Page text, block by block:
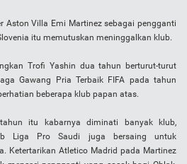
Aston Villa Emi Martinez sebagai pengganti
itu memutuskan meninggalkan klub.
Trofi Yashin dua tahun berturut-turut
Gawang Pria Terbaik FIFA pada tahun
beberapa klub papan atas.
itu kabarnya diminati banyak klub,
Liga Pro Saudi juga bersaing untuk
Ketertarikan Atletico Madrid pada Martinez